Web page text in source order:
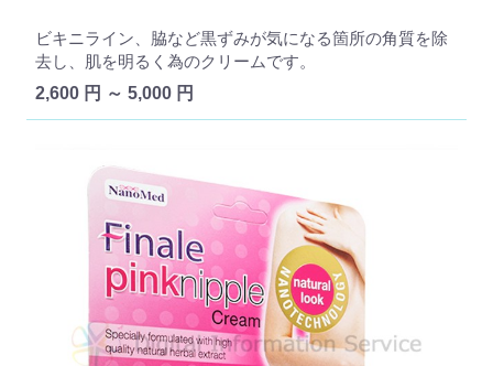
ビキニライン、脇など黒ずみが気になる箇所の角質を除
去し、肌を明るく為のクリームです。
2,600 円 ～ 5,000 円